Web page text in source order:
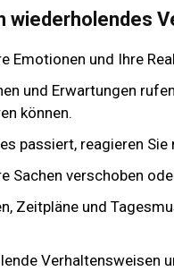
wiederholendes
Emotionen und Ihre
und Erwartungen
können.
passiert, reagieren
Sachen verschoben
Zeitpläne und
Verhaltensweisen